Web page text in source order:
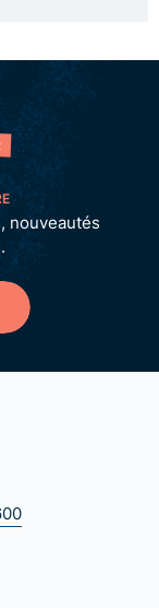
nouveautés